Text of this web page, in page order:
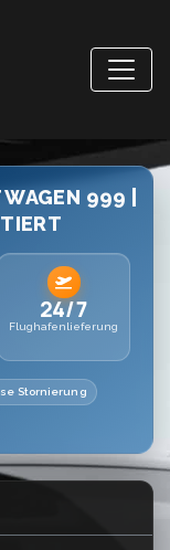
999 |
24/7
Flughafenlieferung
Stornierung